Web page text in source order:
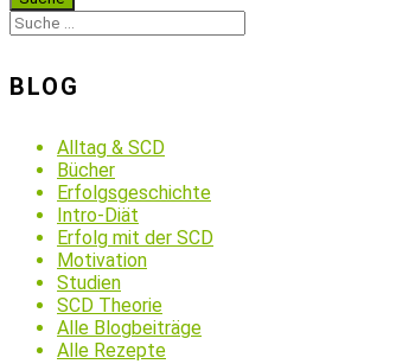
BLOG
Alltag & SCD
Bücher
Erfolgsgeschichte
Intro-Diät
Erfolg mit der SCD
Motivation
Studien
SCD Theorie
Alle Blogbeiträge
Alle Rezepte